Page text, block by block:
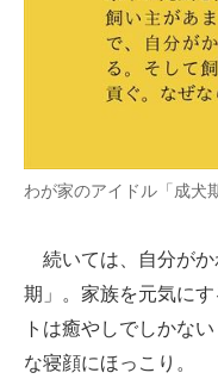
わが家のアイドル「成犬
続いては、自分がか
期」。家族を元気に
トは癒やしでしかな
な寝顔にほっこり。